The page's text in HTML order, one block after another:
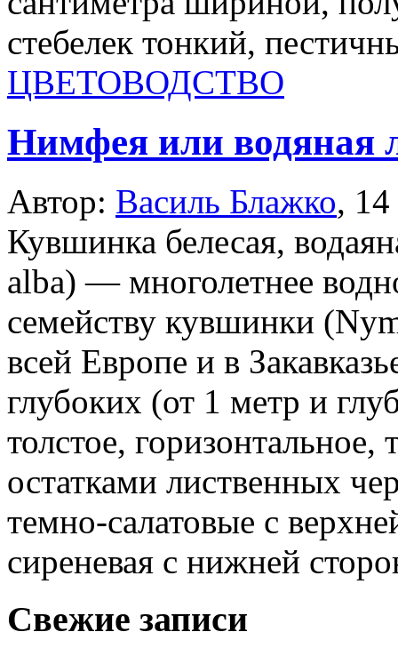
стебелек тонкий,
ЦВЕТОВОДСТВО
Нимфея или водяная
Автор: Василь Блажко,
Кувшинка белесая,
alba) — многолетнее
семейству кувшинки
всей Европе и в
глубоких (от 1 метр и
толстое,
остатками лиственных
темно-салатовые с
сиреневая с нижней
Свежие записи